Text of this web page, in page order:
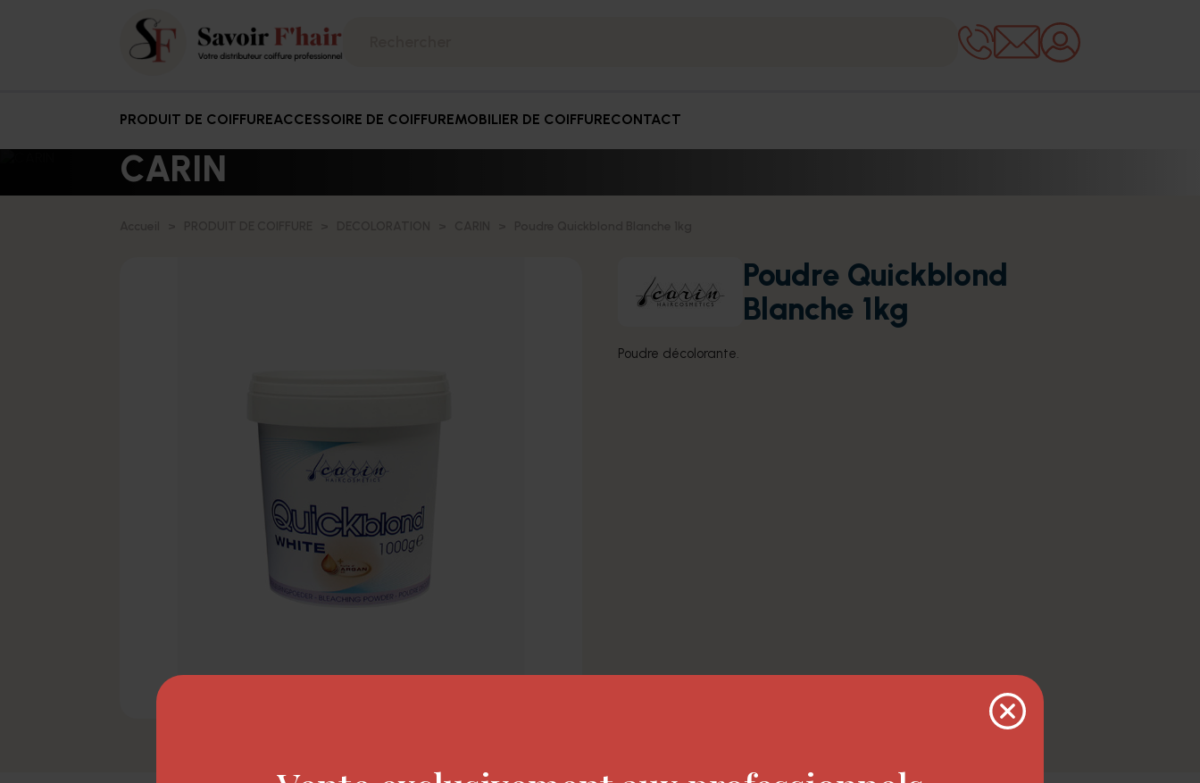
PRODUIT DE COIFFUREACCESSOIRE DE COIFFUREMOBILIER DE COIFFURECONTACT
CARIN
Poudre Quickblond
Blanche 1kg
Poudre décolorante.